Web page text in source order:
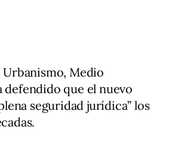
Urbanismo, Medio
defendido que el nuevo
seguridad jurídica” los